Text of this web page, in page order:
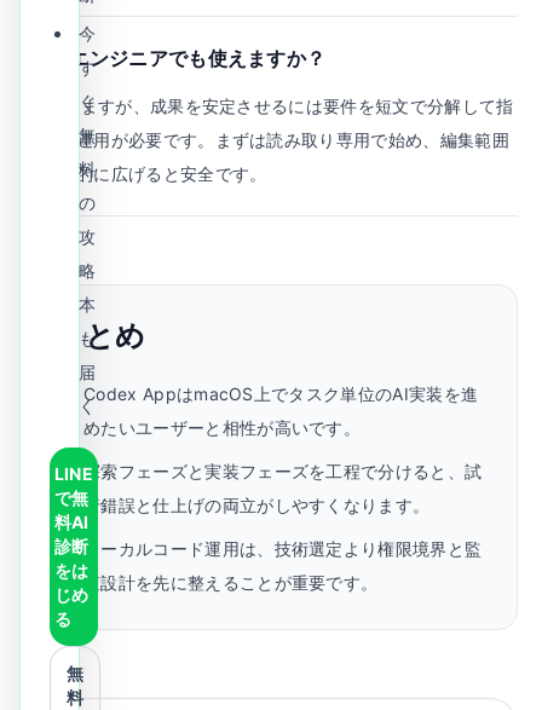
非エンジニアでも使えますか？
使えますが、成果を安定させるには要件を短文で分解して指
示する運用が必要です。まずは読み取り専用で始め、編集範囲
を段階的に広げると安全です。
まとめ
Codex AppはmacOS上でタスク単位のAI実装を進
めたいユーザーと相性が高いです。
探索フェーズと実装フェーズを工程で分けると、試
行錯誤と仕上げの両立がしやすくなります。
ローカルコード運用は、技術選定より権限境界と監
査設計を先に整えることが重要です。
今
す
ぐ
無
料
の
攻
略
本
も
届
く
LINE
で無
料AI
診断
をは
じめ
る
無
料